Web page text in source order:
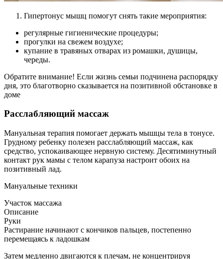
Гипертонус мышц помогут снять такие мероприятия:
регулярные гигиенические процедуры;
прогулки на свежем воздухе;
купание в травяных отварах из ромашки, душицы,
череды.
Обратите внимание! Если жизнь семьи подчинена распорядку
дня, это благотворно сказывается на позитивной обстановке в
доме
Расслабляющий массаж
Мануальная терапия помогает держать мышцы тела в тонусе.
Грудному ребенку полезен расслабляющий массаж, как
средство, успокаивающее нервную систему. Десятиминутный
контакт рук мамы с телом карапуза настроит обоих на
позитивный лад.
Мануальные техники
Участок массажа
Описание
Руки
Растирание начинают с кончиков пальцев, постепенно
перемещаясь к ладошкам
Затем медленно двигаются к плечам, не концентрируя